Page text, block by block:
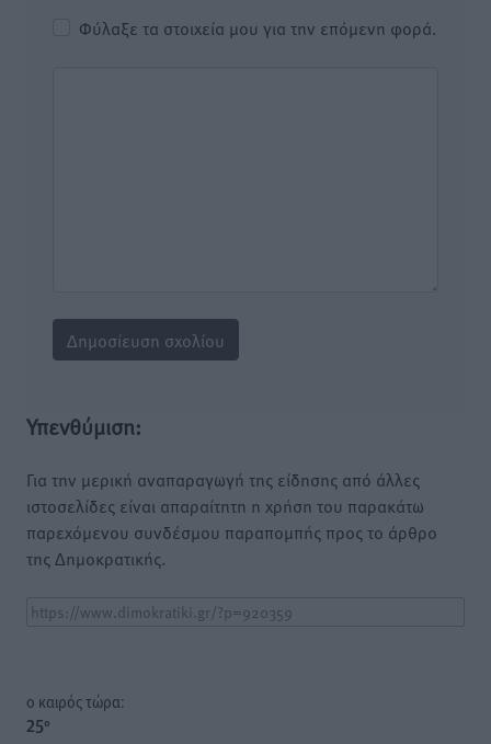
Φύλαξε τα στοιχεία μου για την επόμενη φορά.
Υπενθύμιση:
Για την μερική αναπαραγωγή της είδησης από άλλες
ιστοσελίδες είναι απαραίτητη η χρήση του παρακάτω
παρεχόμενου συνδέσμου παραπομπής προς το άρθρο
της Δημοκρατικής.
o καιρός τώρα:
25°